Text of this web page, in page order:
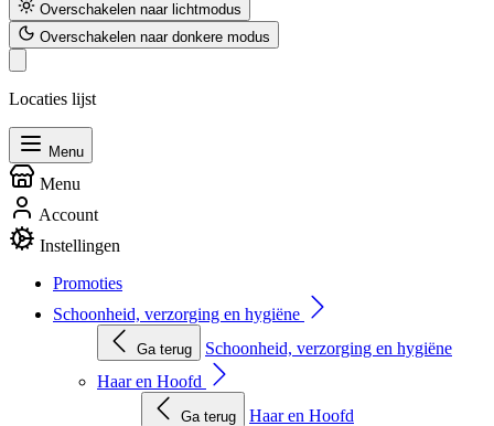
Overschakelen naar lichtmodus
Overschakelen naar donkere modus
Locaties lijst
Menu
Menu
Account
Instellingen
Promoties
Schoonheid, verzorging en hygiëne
Ga terug
Schoonheid, verzorging en hygiëne
Haar en Hoofd
Ga terug
Haar en Hoofd